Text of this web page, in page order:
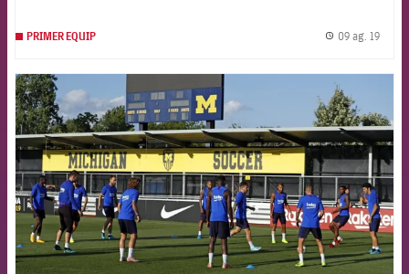
PRIMER EQUIP 09 ag. 19
FCB Barcelona badge